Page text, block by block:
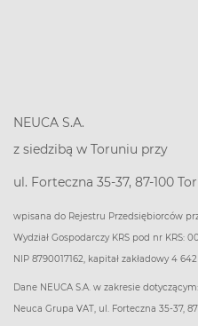
NEUCA S.A.
z siedzibą w Toruniu przy
ul. Forteczna 35-37, 87-100
wpisana do Rejestru Przedsiębiorców
Wydział Gospodarczy KRS pod nr KRS:
NIP 8790017162, kapitał zakładowy 4
Dane NEUCA S.A. w zakresie
Neuca Grupa VAT, ul. Forteczna 35-37,